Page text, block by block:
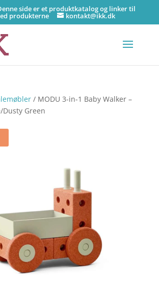
side er et produktkatalog og linker til
produkterne kontakt@ikk.dk
/ MODU 3-in-1 Baby Walker –
Green